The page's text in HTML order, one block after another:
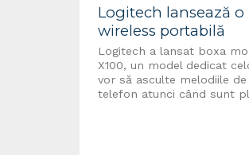
Logitech lansează o
wireless portabilă
Logitech a lansat boxa
X100, un model dedicat
vor să asculte melodiile de
telefon atunci când sunt